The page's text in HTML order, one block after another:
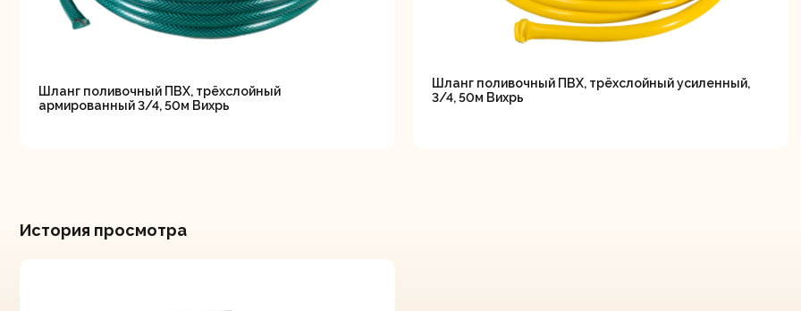
Шланг поливочный ПВХ, трёхслойный
армированный 3/4, 50м Вихрь
Шланг поливочный ПВХ, трёхслойный усиленный,
3/4, 50м Вихрь
История просмотра